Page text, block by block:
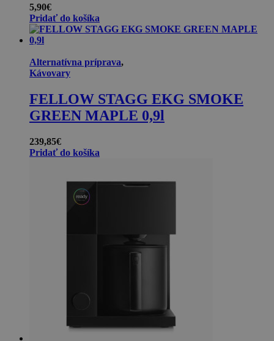
5,90€
Pridať do košíka
Alternatívna príprava,
Kávovary
FELLOW STAGG EKG SMOKE
GREEN MAPLE 0,9l
239,85€
Pridať do košíka